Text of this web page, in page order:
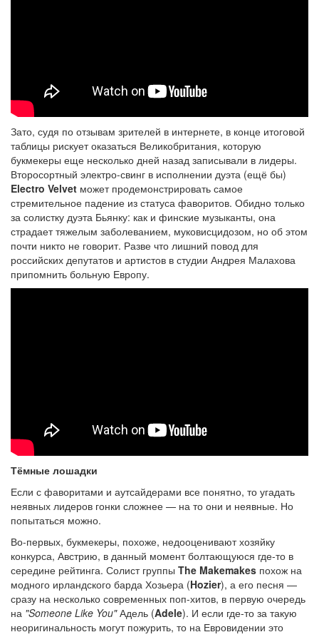
Зато, судя по отзывам зрителей в интернете, в конце итоговой
таблицы рискует оказаться Великобритания, которую
букмекеры еще несколько дней назад записывали в лидеры.
Второсортный электро-свинг в исполнении дуэта (ещё бы)
Electro Velvet может продемонстрировать самое
стремительное падение из статуса фаворитов. Обидно только
за солистку дуэта Бьянку: как и финские музыканты, она
страдает тяжелым заболеванием, муковисцидозом, но об этом
почти никто не говорит. Разве что лишний повод для
российских депутатов и артистов в студии Андрея Малахова
припомнить больную Европу.
Тёмные лошадки
Если с фаворитами и аутсайдерами все понятно, то угадать
неявных лидеров гонки сложнее — на то они и неявные. Но
попытаться можно.
Во-первых, букмекеры, похоже, недооценивают хозяйку
конкурса, Австрию, в данный момент болтающуюся где-то в
середине рейтинга. Солист группы The Makemakes похож на
модного ирландского барда Хозьера (Hozier), а его песня —
сразу на несколько современных поп-хитов, в первую очередь
на "Someone Like You"Адель (Adele). И если где-то за такую
неоригинальность могут пожурить, то на Евровидении это